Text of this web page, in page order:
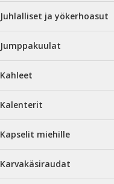
Juhlalliset ja yökerhoasut
Jumppakuulat
Kahleet
Kalenterit
Kapselit miehille
Karvakäsiraudat